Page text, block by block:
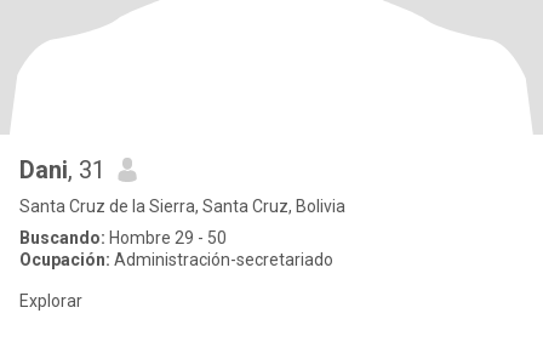
Dani, 31
Santa Cruz de la Sierra, Santa Cruz, Bolivia
Buscando: Hombre 29 - 50
Ocupación: Administración-secretariado
Explorar